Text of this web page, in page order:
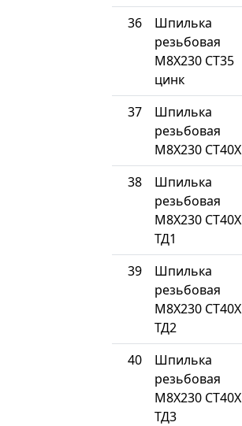
36
Шпилька
резьбовая
М8Х230 СТ35
цинк
37
Шпилька
резьбовая
М8Х230 СТ40Х
38
Шпилька
резьбовая
М8Х230 СТ40Х
ТД1
39
Шпилька
резьбовая
М8Х230 СТ40Х
ТД2
40
Шпилька
резьбовая
М8Х230 СТ40Х
ТД3